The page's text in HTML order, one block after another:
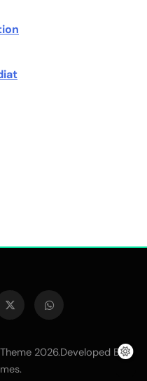
2026.Developed By
.